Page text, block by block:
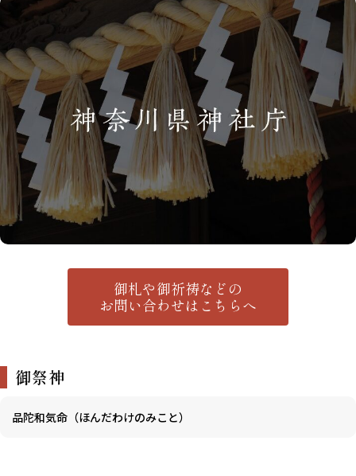
御札や御祈祷などの
お問い合わせはこちらへ
御祭神
品陀和気命（ほんだわけのみこと）